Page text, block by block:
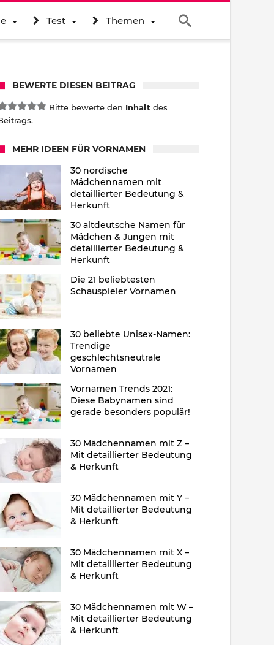
Test Themen
BEWERTE DIESEN BEITRAG
Bitte bewerte den Inhalt des
MEHR IDEEN FÜR VORNAMEN
30 nordische
Mädchennamen mit
detaillierter Bedeutung &
Herkunft
30 altdeutsche Namen für
Mädchen & Jungen mit
detaillierter Bedeutung &
Herkunft
Die 21 beliebtesten
Schauspieler Vornamen
30 beliebte Unisex-Namen:
Trendige
geschlechtsneutrale
Vornamen
Vornamen Trends 2021:
Diese Babynamen sind
gerade besonders populär!
30 Mädchennamen mit Z –
Mit detaillierter Bedeutung
& Herkunft
30 Mädchennamen mit Y –
Mit detaillierter Bedeutung
& Herkunft
30 Mädchennamen mit X –
Mit detaillierter Bedeutung
& Herkunft
30 Mädchennamen mit W –
Mit detaillierter Bedeutung
& Herkunft